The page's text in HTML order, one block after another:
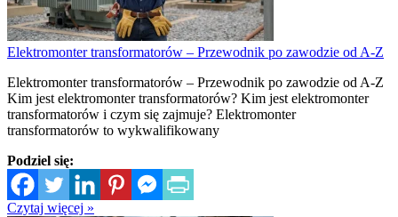
Elektromonter transformatorów – Przewodnik po zawodzie od A-Z
Elektromonter transformatorów – Przewodnik po zawodzie od A-Z
Kim jest elektromonter transformatorów? Kim jest elektromonter
transformatorów i czym się zajmuje? Elektromonter
transformatorów to wykwalifikowany
Podziel się:
Czytaj więcej »